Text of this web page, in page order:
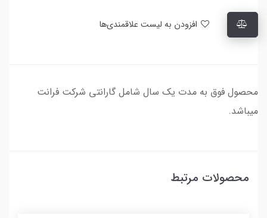
محصول فوق به مدت یک سال شامل گارانتی شرکت فرانت
میباشد.
محصولات مرتبط